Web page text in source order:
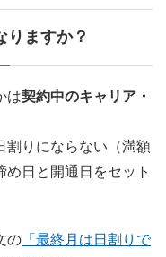
りますか？
は契約中のキャリア・
割りにならない（満額
日と開通日をセット
の 「最終月は日割りで